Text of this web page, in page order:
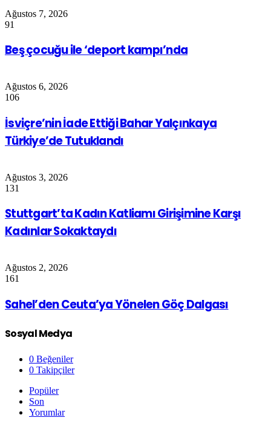
Ağustos 7, 2026
91
Beş çocuğu ile ‘deport kampı’nda
Ağustos 6, 2026
106
İsviçre’nin İade Ettiği Bahar Yalçınkaya
Türkiye’de Tutuklandı
Ağustos 3, 2026
131
Stuttgart’ta Kadın Katliamı Girişimine Karşı
Kadınlar Sokaktaydı
Ağustos 2, 2026
161
Sahel’den Ceuta’ya Yönelen Göç Dalgası
Sosyal Medya
0 Beğeniler
0 Takipçiler
Popüler
Son
Yorumlar